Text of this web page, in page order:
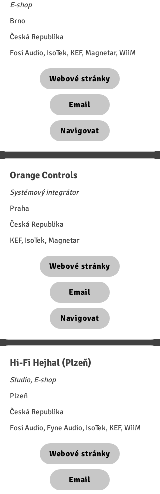
E-shop
Brno
Česká Republika
Fosi Audio, IsoTek, KEF, Magnetar, WiiM
Webové stránky
Email
Navigovat
Orange Controls
Systémový integrátor
Praha
Česká Republika
KEF, IsoTek, Magnetar
Webové stránky
Email
Navigovat
Hi-Fi Hejhal (Plzeň)
Studio, E-shop
Plzeň
Česká Republika
Fosi Audio, Fyne Audio, IsoTek, KEF, WiiM
Webové stránky
Email